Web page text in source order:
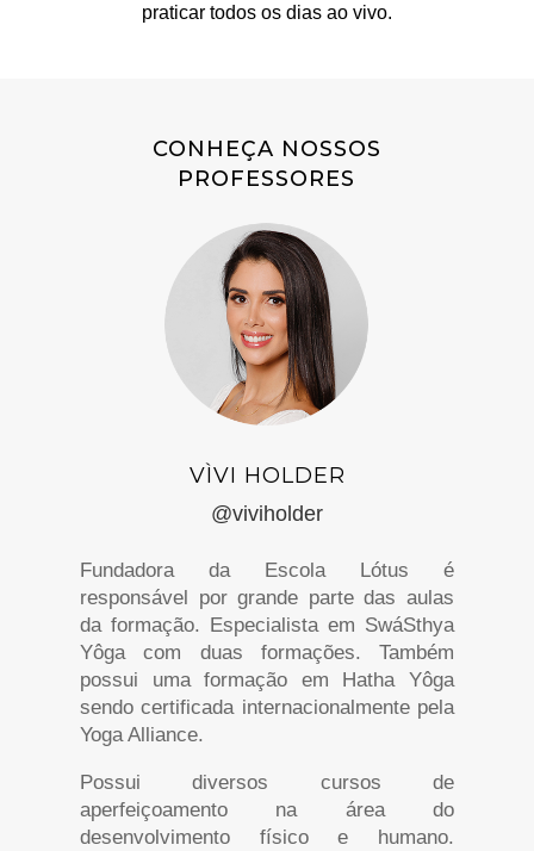
praticar todos os dias ao vivo.
CONHEÇA NOSSOS
PROFESSORES
VÌVI HOLDER
@viviholder
Fundadora da
Escola Lótus é
responsável por grande parte das aulas
da formação. Especialista em SwáSthya
Yôga com duas formações. Também
possui uma formação em Hatha Yôga
sendo certificada internacionalmente pela
Yoga Alliance.
Possui diversos cursos de
aperfeiçoamento na área do
desenvolvimento físico e humano.